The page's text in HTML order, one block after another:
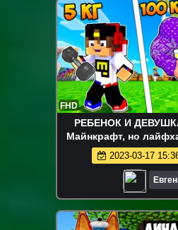
FHD
РЕБЕНОК И
Майнкрафт, но
НУБА И ПРО ВИДЕО
2023-03-17